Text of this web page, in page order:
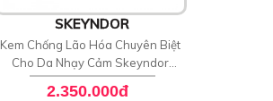
SKEYNDOR
Kem Chống Lão Hóa Chuyên Biệt
Cho Da Nhạy Cảm Skeyndor
Aquatherm Age Signs Cream
2.350.000đ